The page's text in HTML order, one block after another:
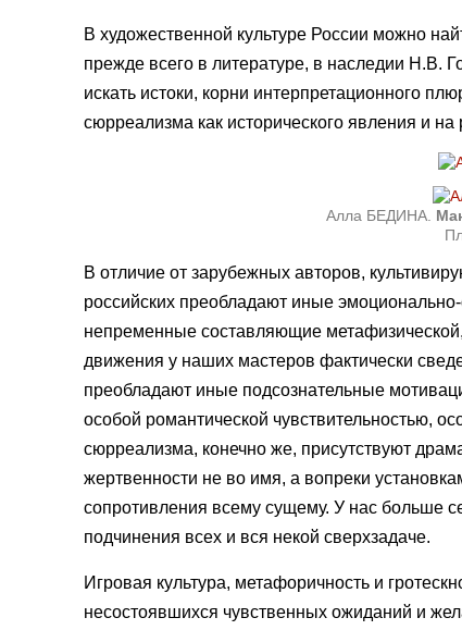
В художественной культуре России можно
прежде всего в литературе, в наследии Н.В.
искать истоки, корни интерпретационного
сюрреализма как исторического явления и на
Алла БЕДИНА.
В отличие от зарубежных авторов,
российских преобладают иные
непременные составляющие метафизической,
движения у наших мастеров фактически
преобладают иные подсознательные
особой романтической чувствительностью,
сюрреализма, конечно же, присутствуют
жертвенности не во имя, а вопреки
сопротивления всему сущему. У нас больше
подчинения всех и вся некой сверхзадаче.
Игровая культура, метафоричность и
несостоявшихся чувственных ожиданий и